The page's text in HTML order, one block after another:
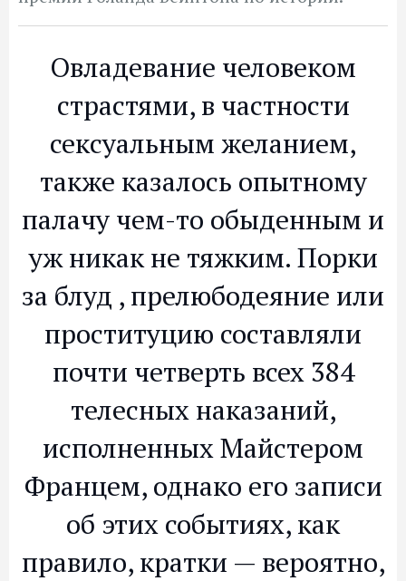
Овладевание человеком
страстями, в частности
сексуальным желанием,
также казалось опытному
палачу чем-то обыденным и
уж никак не тяжким. Порки
за блуд , прелюбодеяние или
проституцию составляли
почти четверть всех 384
телесных наказаний,
исполненных Майстером
Францем, однако его записи
об этих событиях, как
правило, кратки — вероятно,